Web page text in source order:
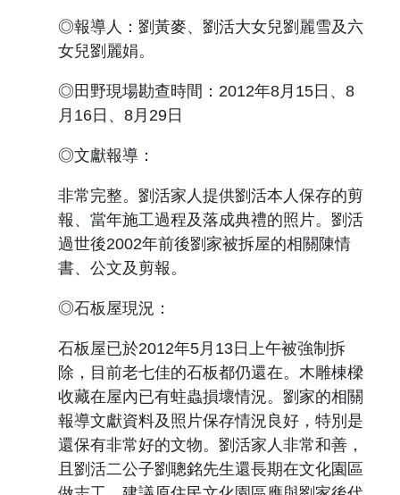
◎報導人：劉黃麥、劉活大女兒劉麗雪及六
女兒劉麗娟。
◎田野現場勘查時間： 2012年8月 15 日、 8
月 16 日、 8月 29 日
◎文獻報導：
非常完整。劉活家人提供劉活本人保存的剪
報、當年施工過程及落成典禮的照片。劉活
過世後2002年前後劉家被拆屋的相關陳情
書、公文及剪報。
◎石板屋現況：
石板屋已於2012年5月 13 日上午被強制拆
除，目前老七佳的石板都仍還在。木雕棟樑
收藏在屋內已有蛀蟲損壞情況。劉家的相關
報導文獻資料及照片保存情況良好，特別是
還保有非常好的文物。劉活家人非常和善，
且劉活二公子劉聰銘先生還長期在文化園區